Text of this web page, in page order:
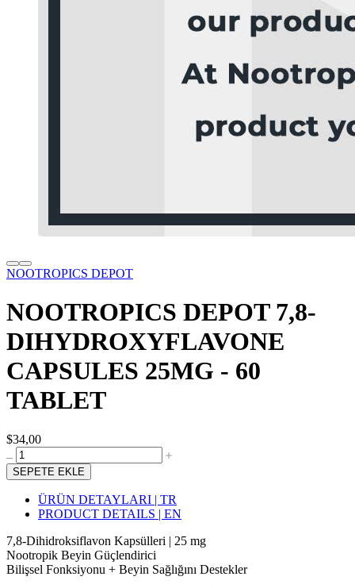
NOOTROPICS DEPOT
NOOTROPICS DEPOT 7,8-
DIHYDROXYFLAVONE
CAPSULES 25MG - 60
TABLET
$34,00
SEPETE EKLE
ÜRÜN DETAYLARI | TR
PRODUCT DETAILS | EN
7,8-Dihidroksiflavon Kapsülleri | 25 mg
Nootropik Beyin Güçlendirici
Bilişsel Fonksiyonu + Beyin Sağlığını Destekler